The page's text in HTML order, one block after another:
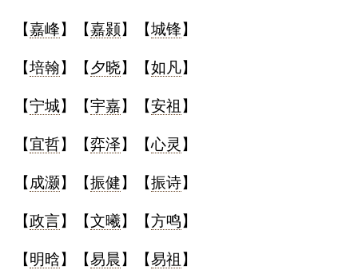
【嘉峰】【嘉颢】【城锋】
【培翰】【夕晓】【如凡】
【宁城】【宇嘉】【安祖 】
【宜哲】【弈泽】【心灵 】
【 成灏】【振健】【振诗】
【政言】【文曦】【方鸣】
【明晗】【易晨】【易祖 】